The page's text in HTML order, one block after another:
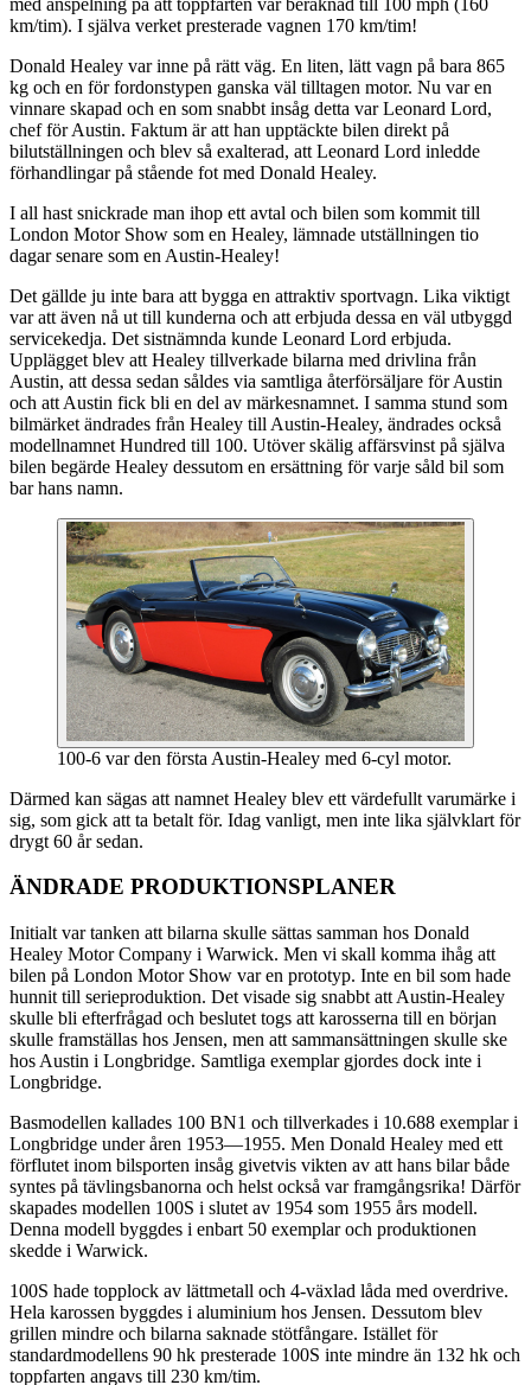
med anspelning på att toppfarten var beräknad till 100 mph (160
km/tim). I själva verket presterade vagnen 170 km/tim!
Donald Healey var inne på rätt väg. En liten, lätt vagn på bara 865
kg och en för fordonstypen ganska väl tilltagen motor. Nu var en
vinnare skapad och en som snabbt insåg detta var Leonard Lord,
chef för Austin. Faktum är att han upptäckte bilen direkt på
bilutställningen och blev så exalterad, att Leonard Lord inledde
förhandlingar på stående fot med Donald Healey.
I all hast snickrade man ihop ett avtal och bilen som kommit till
London Motor Show som en Healey, lämnade utställningen tio
dagar senare som en Austin-Healey!
Det gällde ju inte bara att bygga en attraktiv sportvagn. Lika viktigt
var att även nå ut till kunderna och att erbjuda dessa en väl utbyggd
servicekedja. Det sistnämnda kunde Leonard Lord erbjuda.
Upplägget blev att Healey tillverkade bilarna med drivlina från
Austin, att dessa sedan såldes via samtliga återförsäljare för Austin
och att Austin fick bli en del av märkesnamnet. I samma stund som
bilmärket ändrades från Healey till Austin-Healey, ändrades också
modellnamnet Hundred till 100. Utöver skälig affärsvinst på själva
bilen begärde Healey dessutom en ersättning för varje såld bil som
bar hans namn.
100-6 var den första Austin-Healey med 6-cyl motor.
Därmed kan sägas att namnet Healey blev ett värdefullt varumärke i
sig, som gick att ta betalt för. Idag vanligt, men inte lika självklart för
drygt 60 år sedan.
ÄNDRADE PRODUKTIONSPLANER
Initialt var tanken att bilarna skulle sättas samman hos Donald
Healey Motor Company i Warwick. Men vi skall komma ihåg att
bilen på London Motor Show var en prototyp. Inte en bil som hade
hunnit till serieproduktion. Det visade sig snabbt att Austin-Healey
skulle bli efterfrågad och beslutet togs att karosserna till en början
skulle framställas hos Jensen, men att sammansättningen skulle ske
hos Austin i Longbridge. Samtliga exemplar gjordes dock inte i
Longbridge.
Basmodellen kallades 100 BN1 och tillverkades i 10.688 exemplar i
Longbridge under åren 1953—1955. Men Donald Healey med ett
förflutet inom bilsporten insåg givetvis vikten av att hans bilar både
syntes på tävlingsbanorna och helst också var framgångsrika! Därför
skapades modellen 100S i slutet av 1954 som 1955 års modell.
Denna modell byggdes i enbart 50 exemplar och produktionen
skedde i Warwick.
100S hade topplock av lättmetall och 4-växlad låda med overdrive.
Hela karossen byggdes i aluminium hos Jensen. Dessutom blev
grillen mindre och bilarna saknade stötfångare. Istället för
standardmodellens 90 hk presterade 100S inte mindre än 132 hk och
toppfarten angavs till 230 km/tim.